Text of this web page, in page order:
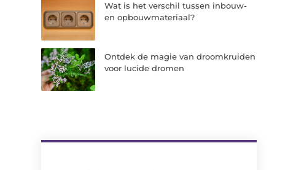
Wat is het verschil tussen inbouw-
en opbouwmateriaal?
Ontdek de magie van droomkruiden
voor lucide dromen